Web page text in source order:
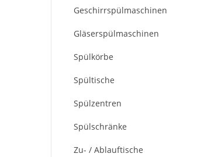
Geschirrspülmaschinen
Gläserspülmaschinen
Spülkörbe
Spültische
Spülzentren
Spülschränke
Zu- / Ablauftische